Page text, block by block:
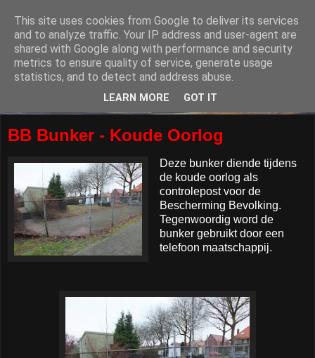
BB Bunker - Koude Oorlog
Deze bunker diende tijdens
de koude oorlog als
controlepost voor de
Bescherming Bevolking.
Tegenwoordig word de
bunker gebruikt door een
telefoon maatschappij.
This site uses cookies from Google to deliver its services
and to analyze traffic. Your IP address and user-agent are
shared with Google along with performance and security
metrics to ensure quality of service, generate usage
statistics, and to detect and address abuse.
LEARN MORE GOT IT